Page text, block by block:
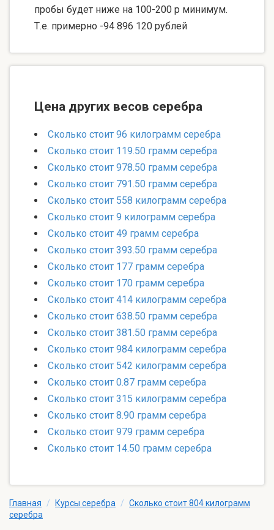
пробы будет ниже на 100-200 р минимум.
Т.е. примерно -94 896 120 рублей
Цена других весов серебра
Сколько стоит 96 килограмм серебра
Сколько стоит 119.50 грамм серебра
Сколько стоит 978.50 грамм серебра
Сколько стоит 791.50 грамм серебра
Сколько стоит 558 килограмм серебра
Сколько стоит 9 килограмм серебра
Сколько стоит 49 грамм серебра
Сколько стоит 393.50 грамм серебра
Сколько стоит 177 грамм серебра
Сколько стоит 170 грамм серебра
Сколько стоит 414 килограмм серебра
Сколько стоит 638.50 грамм серебра
Сколько стоит 381.50 грамм серебра
Сколько стоит 984 килограмм серебра
Сколько стоит 542 килограмм серебра
Сколько стоит 0.87 грамм серебра
Сколько стоит 315 килограмм серебра
Сколько стоит 8.90 грамм серебра
Сколько стоит 979 грамм серебра
Сколько стоит 14.50 грамм серебра
Главная / Курсы серебра / Сколько стоит 804 килограмм
серебра